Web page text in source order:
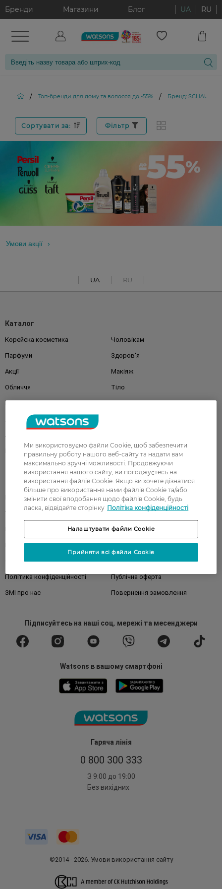
Бренди Магазини Блог UA RU
/ Топ-бренди для дому та волосся до -55% / Бренд: SCHAUMA
Сортувати за: Фільтр
Умови акції
UA RU
Гаряча лінія
0 800 300 333
З 9:00 до 19:00
Без вихідних
Каталог
Корейска косметика Чоловікам
Парфуми Здоров'я
Акції Макіяж
Обличчя Тіло
Подарунки
Аксесуари
Клієнтам
Правила та умови Магазини
Watsons Club Подарункові сертифікати
Кар'єра у Watsons
Контакти Блог
Оплата та доставка FAQ
Політика конфіденційності Публічна оферта
ЗМІ про нас Повернення замовлення
Підписуйтесьна наші соц. мережі та месенджери
Watsons в вашому смартфоні
©2014 - 2026. Умови використання сайту
Ми використовуємо файли Cookie, щоб забезпечити
правильну роботу нашого веб-сайту та надати вам
максимально зручні можливості. Продовжуючи
використання нашого сайту, ви погоджуєтесь на
використання файлів Cookie. Якщо ви хочете дізнатися
більше про використання нами файлів Cookie та/або
змінити свої вподобання щодо файлів Cookie, будь
ласка, відвідайте сторінку Політіка конфіденційності
Налаштувати файли Cookie
Прийняти всі файли Cookie